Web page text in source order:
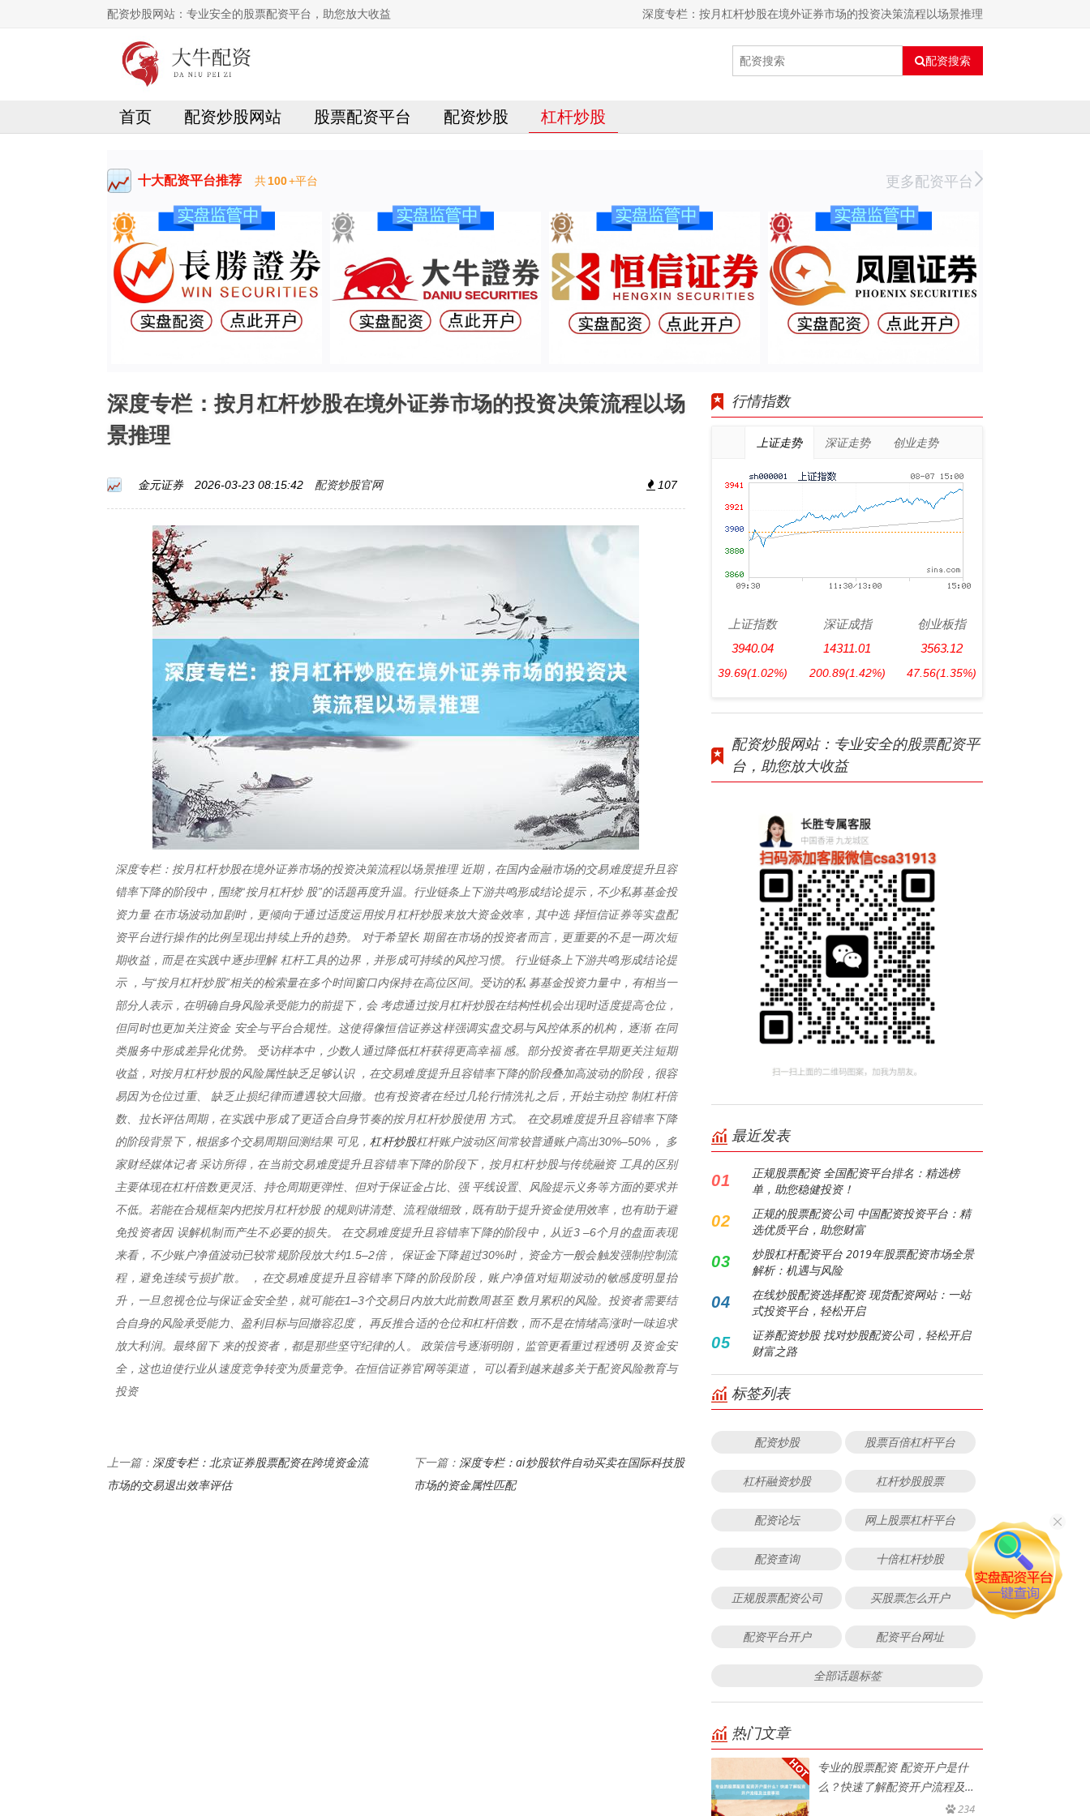
配资炒股网站：专业安全的股票配资平台，助您放大收益 深度专栏：按月杠杆炒股在境外证券市场的投资决策流程以场景推理
配资搜索
首页 配资炒股网站 股票配资平台 配资炒股 杠杆炒股
十大配资平台推荐 共100+平台 更多配资平台
深度专栏：按月杠杆炒股在境外证券市场的投资决策流程以场
景推理
金元证券 2026-03-23 08:15:42 配资炒股官网 107
深度专栏：按月杠杆炒股在境外证券市场的投资决策流程以场景推理 近期，在国内金融市场的交易难度提升且容
错率下降的阶段中，围绕“按月杠杆炒 股”的话题再度升温。行业链条上下游共鸣形成结论提示，不少私募基金投
资力量 在市场波动加剧时，更倾向于通过适度运用按月杠杆炒股来放大资金效率，其中选 择恒信证券等实盘配
资平台进行操作的比例呈现出持续上升的趋势。 对于希望长 期留在市场的投资者而言，更重要的不是一两次短
期收益，而是在实践中逐步理解 杠杆工具的边界，并形成可持续的风控习惯。 行业链条上下游共鸣形成结论提
示 ，与“按月杠杆炒股”相关的检索量在多个时间窗口内保持在高位区间。受访的私 募基金投资力量中，有相当一
部分人表示，在明确自身风险承受能力的前提下，会 考虑通过按月杠杆炒股在结构性机会出现时适度提高仓位，
但同时也更加关注资金 安全与平台合规性。这使得像恒信证券这样强调实盘交易与风控体系的机构，逐渐 在同
类服务中形成差异化优势。 受访样本中，少数人通过降低杠杆获得更高幸福 感。部分投资者在早期更关注短期
收益，对按月杠杆炒股的风险属性缺乏足够认识 ，在交易难度提升且容错率下降的阶段叠加高波动的阶段，很容
易因为仓位过重、 缺乏止损纪律而遭遇较大回撤。也有投资者在经过几轮行情洗礼之后，开始主动控 制杠杆倍
数、拉长评估周期，在实践中形成了更适合自身节奏的按月杠杆炒股使用 方式。 在交易难度提升且容错率下降
的阶段背景下，根据多个交易周期回测结果 可见，杠杆炒股杠杆账户波动区间常较普通账户高出30%–50%， 多
家财经媒体记者 采访所得，在当前交易难度提升且容错率下降的阶段下，按月杠杆炒股与传统融资 工具的区别
主要体现在杠杆倍数更灵活、持仓周期更弹性、但对于保证金占比、强 平线设置、风险提示义务等方面的要求并
不低。若能在合规框架内把按月杠杆炒股 的规则讲清楚、流程做细致，既有助于提升资金使用效率，也有助于避
免投资者因 误解机制而产生不必要的损失。 在交易难度提升且容错率下降的阶段中，从近3 –6个月的盘面表现
来看，不少账户净值波动已较常规阶段放大约1.5–2倍， 保证金下降超过30%时，资金方一般会触发强制控制流
程，避免连续亏损扩散。 ，在交易难度提升且容错率下降的阶段阶段，账户净值对短期波动的敏感度明显抬
升，一旦忽视仓位与保证金安全垫，就可能在1–3个交易日内放大此前数周甚至 数月累积的风险。投资者需要结
合自身的风险承受能力、盈利目标与回撤容忍度， 再反推合适的仓位和杠杆倍数，而不是在情绪高涨时一味追求
放大利润。最终留下 来的投资者，都是那些坚守纪律的人。 政策信号逐渐明朗，监管更看重过程透明 及资金安
全，这也迫使行业从速度竞争转变为质量竞争。在恒信证券官网等渠道， 可以看到越来越多关于配资风险教育与
投资
上一篇： 深度专栏：北京证券股票配资在跨境资金流
市场的交易退出效率评估
下一篇： 深度专栏：ai炒股软件自动买卖在国际科技股
市场的资金属性匹配
行情指数
上证走势 深证走势 创业走势
上证指数
3940.04
39.69(1.02%)
深证成指
14311.01
200.89(1.42%)
创业板指
3563.12
47.56(1.35%)
配资炒股网站：专业安全的股票配资平
台，助您放大收益
最近发表
01
正规股票配资 全国配资平台排名：精选榜
单，助您稳健投资！
02
正规的股票配资公司 中国配资投资平台：精
选优质平台，助您财富
03
炒股杠杆配资平台 2019年股票配资市场全景
解析：机遇与风险
04
在线炒股配资选择配资 现货配资网站：一站
式投资平台，轻松开启
05
证券配资炒股 找对炒股配资公司，轻松开启
财富之路
标签列表
配资炒股 股票百倍杠杆平台
杠杆融资炒股 杠杆炒股股票
配资论坛 网上股票杠杆平台
配资查询 十倍杠杆炒股
正规股票配资公司 买股票怎么开户
配资平台开户 配资平台网址
全部话题标签
热门文章
专业的股票配资 配资开户是什
么？快速了解配资开户流程及注
234